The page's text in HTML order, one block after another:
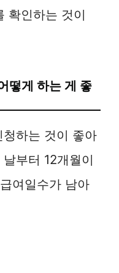
확인하는 것이
떻게 하는 게 좋
하는 것이 좋아
부터 12개월이
여일수가 남아